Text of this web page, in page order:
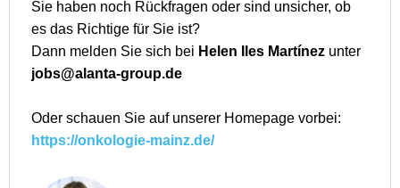
Sie haben noch Rückfragen oder sind unsicher, ob
es das Richtige für Sie ist?
Dann melden Sie sich bei Helen Iles Martínez unter
jobs@alanta-group.de
Oder schauen Sie auf unserer Homepage vorbei:
https://onkologie-mainz.de/